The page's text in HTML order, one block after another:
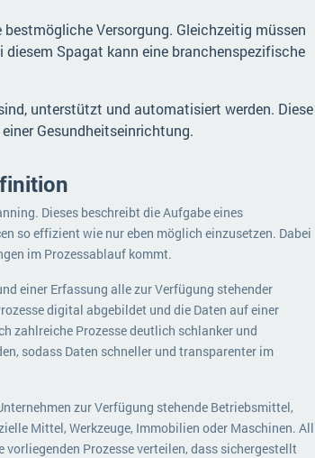
Versorgung. Gleichzeitig müssen
Spagat kann eine branchenspezifische
unterstützt und automatisiert werden. Diese
Gesundheitseinrichtung.
Dieses beschreibt die Aufgabe eines
so effizient wie nur eben möglich einzusetzen. Dabei
im Prozessablauf kommt.
einer Erfassung alle zur Verfügung stehender
digital abgebildet und die Daten auf einer
zahlreiche Prozesse deutlich schlanker und
sodass Daten schneller und transparenter im
zur Verfügung stehende Betriebsmittel,
Mittel, Werkzeuge, Immobilien oder Maschinen. All
Prozesse verteilen, dass sichergestellt